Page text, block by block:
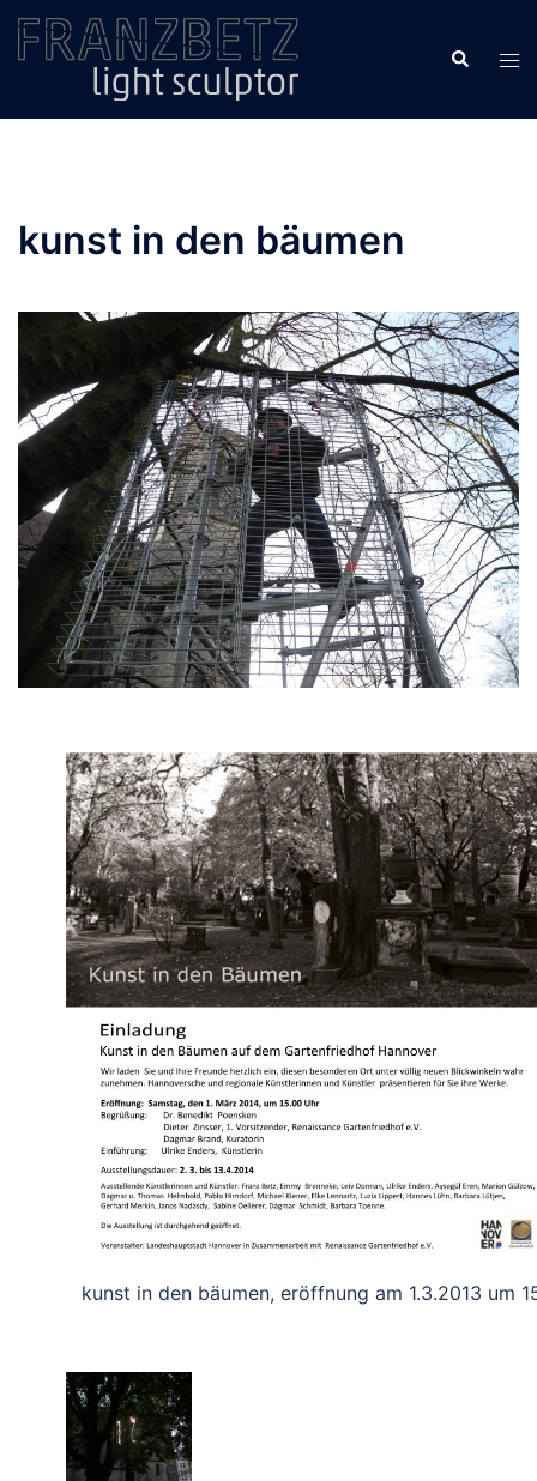
Zum
Inhalt
Suche
kunst in den bäumen
kunst in den bäumen, eröffnung am 1.3.2013 um